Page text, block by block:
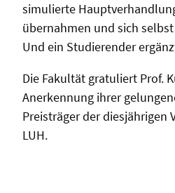
simulierte
übernahmen und sich
Und ein Studierender
Die Fakultät gratuliert Prof.
Anerkennung ihrer
Preisträger der diesjährigen
LUH.